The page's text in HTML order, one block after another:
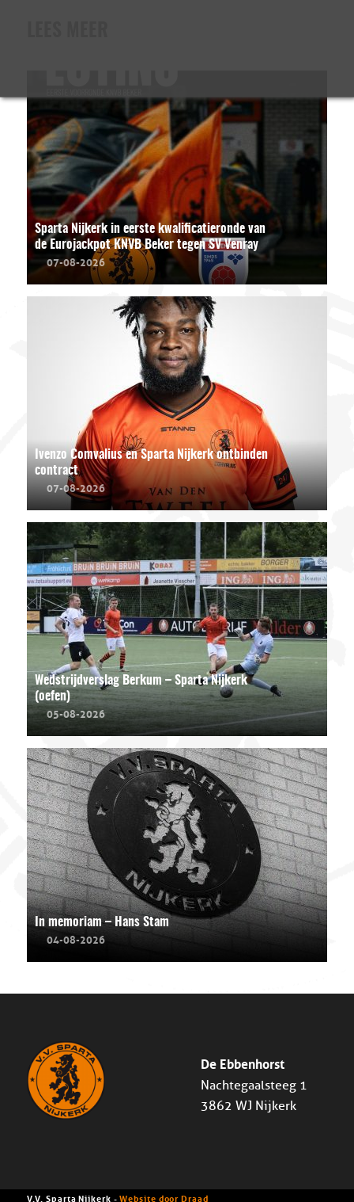
Sparta Nijkerk in eerste kwalificatieronde van
de Eurojackpot KNVB Beker tegen SV Venray
07-08-2026
Ivenzo Comvalius en Sparta Nijkerk ontbinden
contract
07-08-2026
Wedstrijdverslag Berkum – Sparta Nijkerk
(oefen)
05-08-2026
In memoriam – Hans Stam
04-08-2026
De Ebbenhorst
Nachtegaalsteeg 1
3862 WJ Nijkerk
V.V. Sparta Nijkerk -Website door Draad